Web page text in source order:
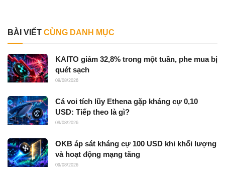
BÀI VIẾT CÙNG DANH MỤC
KAITO giảm 32,8% trong một tuần, phe mua bị
quét sạch
09/08/2026
Cá voi tích lũy Ethena gặp kháng cự 0,10
USD: Tiếp theo là gì?
09/08/2026
OKB áp sát kháng cự 100 USD khi khối lượng
và hoạt động mạng tăng
09/08/2026